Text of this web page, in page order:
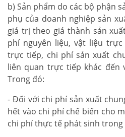
b) Sản phẩm do các bộ phận
phụ của doanh nghiệp sản
giá trị theo giá thành sản
phí nguyên liệu, vật liệu
trực tiếp, chi phí sản xuất
liên quan trực tiếp khác đến
Trong đó:
- Đối với chi phí sản xuất
hết vào chi phí chế biến cho
chi phí thực tế phát sinh trong